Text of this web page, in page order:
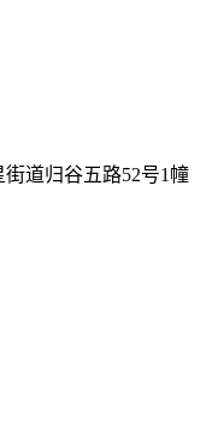
道归谷五路52号1幢